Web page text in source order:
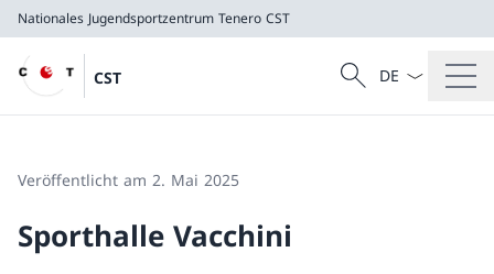
Nationales Jugendsportzentrum Tenero CST
CST
CST
Suche
Suche
Sprach
Veröffentlicht am 2. Mai 2025
Sporthalle Vacchini